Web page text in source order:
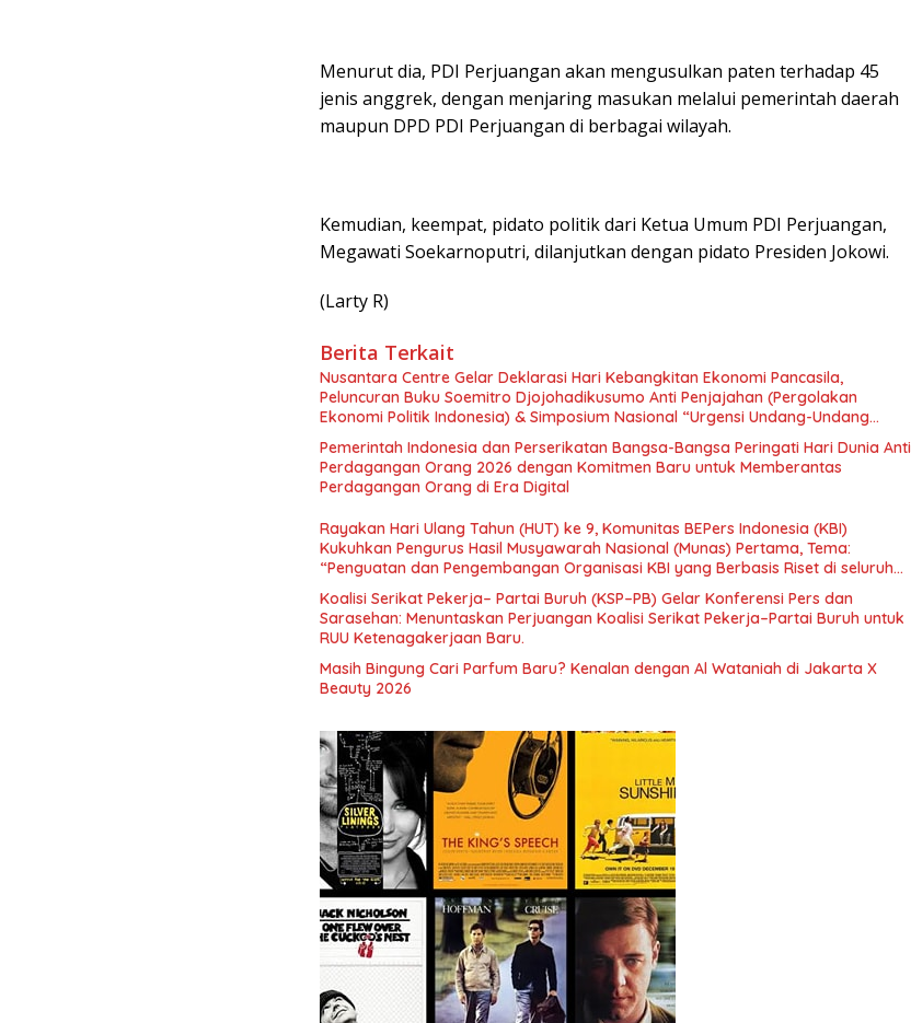
Menurut dia, PDI Perjuangan akan mengusulkan paten terhadap 45
jenis anggrek, dengan menjaring masukan melalui pemerintah daerah
maupun DPD PDI Perjuangan di berbagai wilayah.
Kemudian, keempat, pidato politik dari Ketua Umum PDI Perjuangan,
Megawati Soekarnoputri, dilanjutkan dengan pidato Presiden Jokowi.
(Larty R)
Berita Terkait
Nusantara Centre Gelar Deklarasi Hari Kebangkitan Ekonomi Pancasila,
Peluncuran Buku Soemitro Djojohadikusumo Anti Penjajahan (Pergolakan
Ekonomi Politik Indonesia) & Simposium Nasional “Urgensi Undang-Undang
Perekonomian Nasional dan Kesejahteraan Sosial dalam Menata Bangsa Menuju
Indonesia Emas 2045”,
Pemerintah Indonesia dan Perserikatan Bangsa-Bangsa Peringati Hari Dunia Anti
Perdagangan Orang 2026 dengan Komitmen Baru untuk Memberantas
Perdagangan Orang di Era Digital
Rayakan Hari Ulang Tahun (HUT) ke 9, Komunitas BEPers Indonesia (KBI)
Kukuhkan Pengurus Hasil Musyawarah Nasional (Munas) Pertama, Tema:
“Penguatan dan Pengembangan Organisasi KBI yang Berbasis Riset di seluruh
Indonesia dan Mancanegara”.
Koalisi Serikat Pekerja– Partai Buruh (KSP–PB) Gelar Konferensi Pers dan
Sarasehan: Menuntaskan Perjuangan Koalisi Serikat Pekerja–Partai Buruh untuk
RUU Ketenagakerjaan Baru.
Masih Bingung Cari Parfum Baru? Kenalan dengan Al Wataniah di Jakarta X
Beauty 2026